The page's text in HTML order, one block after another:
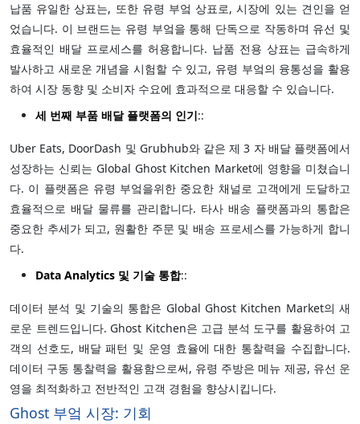
납품 유일한 상표는, 또한 유령 부엌 상표로, 시장에 있는 견인을 얻
었습니다. 이 브랜드는 유령 부엌을 통해 단독으로 작동하며 유선 및
효율적인 배달 프로세스를 허용합니다. 납품 전용 상표는 급속하게
발사하고 새로운 개념을 시험할 수 있고, 유령 부엌의 융통성을 활용
하여 시장 동향 및 소비자 수요에 효과적으로 대응할 수 있습니다.
세 번째 부품 배달 플랫폼의 인기::
Uber Eats, DoorDash 및 Grubhub와 같은 제 3 자 배달 플랫폼에서
성장하는 신뢰는 Global Ghost Kitchen Market에 영향을 미쳤습니
다. 이 플랫폼은 유령 부엌을위한 중요한 채널로 고객에게 도달하고
효율적으로 배달 물류를 관리합니다. 타사 배송 플랫폼과의 통합은
중요한 추세가 되고, 원활한 주문 및 배송 프로세스를 가능하게 합니
다.
Data Analytics 및 기술 통합::
데이터 분석 및 기술의 통합은 Global Ghost Kitchen Market의 새
로운 트렌드입니다. Ghost Kitchen은 고급 분석 도구를 활용하여 고
객의 선호도, 배달 패턴 및 운영 효율에 대한 통찰력을 수집합니다.
데이터 구동 통찰력을 활용함으로써, 유령 주방은 메뉴 제공, 유선 운
영을 최적화하고 전반적인 고객 경험을 향상시킵니다.
Ghost 부엌 시장: 기회